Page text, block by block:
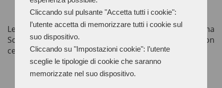
Cliccando sul pulsante "Accetta tutti i cookie":
l’utente accetta di memorizzare tutti i cookie sul
suo dispositivo.
Cliccando su "Impostazioni cookie": l’utente
sceglie le tipologie di cookie che saranno
memorizzate nel suo dispositivo.
Le spazzole in panno militare, lana Galles e lana
Scotland si utilizzano per lucidare suole e tacchi con
cere abrasive e carnaube.